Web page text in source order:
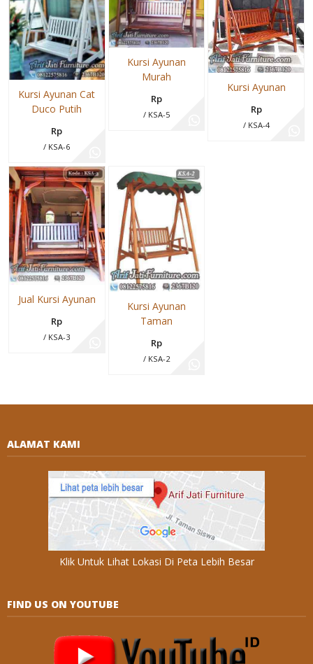
Kursi Ayunan Cat
Duco Putih
Rp
/ KSA-6
Kursi Ayunan
Murah
Rp
/ KSA-5
Kursi Ayunan
Rp
/ KSA-4
Jual Kursi Ayunan
Rp
/ KSA-3
Kursi Ayunan
Taman
Rp
/ KSA-2
ALAMAT KAMI
Klik Untuk Lihat Lokasi Di Peta Lebih Besar
FIND US ON YOUTUBE